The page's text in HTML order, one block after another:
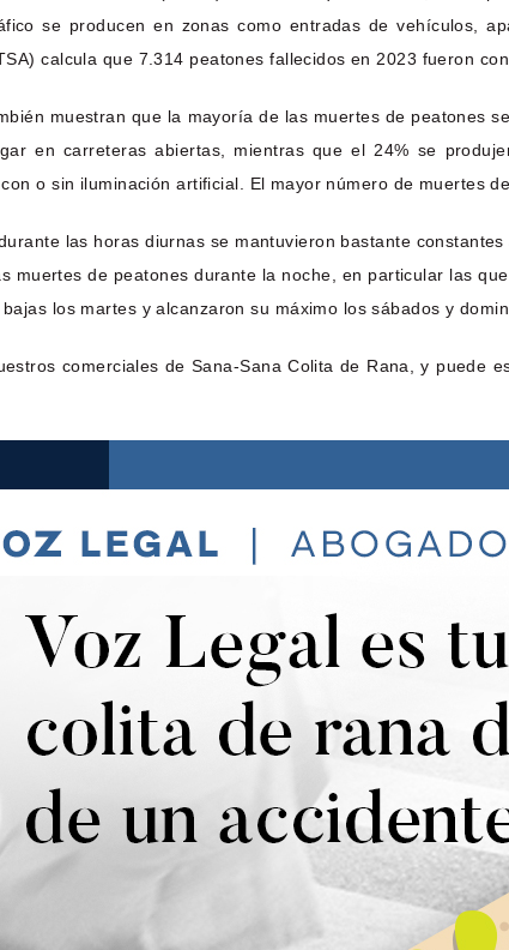
se producen en zonas como entradas de vehículos,
calcula que 7.314 peatones fallecidos en 2023 fueron
muestran que la mayoría de las muertes de peatones
en carreteras abiertas, mientras que el 24% se
o sin iluminación artificial. El mayor número de muertes
las horas diurnas se mantuvieron bastante
muertes de peatones durante la noche, en particular las
los martes y alcanzaron su máximo los sábados y
comerciales de Sana-Sana Colita de Rana, y